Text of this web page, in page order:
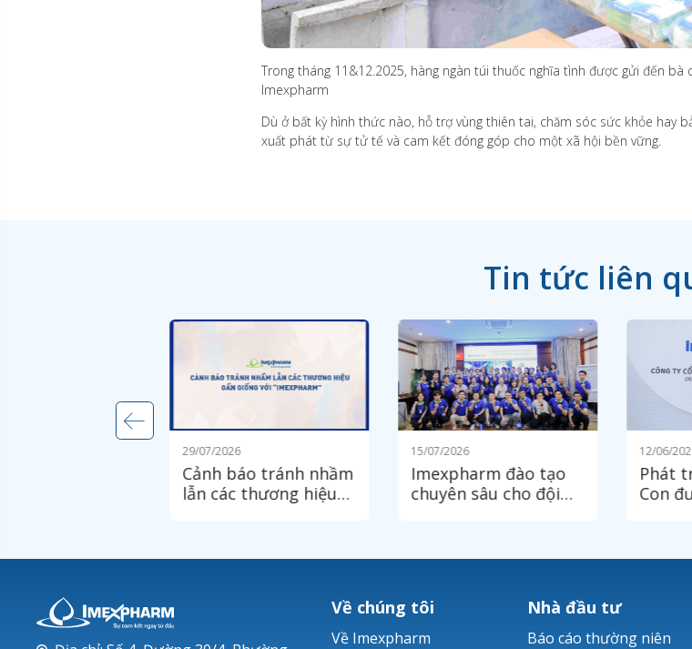
Trong tháng 11&12.2025, hàng ngàn túi thuốc nghĩa tình được gửi đến bà
Imexpharm
Dù ở bất kỳ hình thức nào, hỗ trợ vùng thiên tai, chăm sóc sức khỏe hay
xuất phát từ sự tử tế và cam kết đóng góp cho một xã hội bền vững.
Tin tức liên
29/07/2026
Cảnh báo tránh nhầm
lẫn các thương hiệu
15/07/2026
Imexpharm đào tạo
chuyên sâu cho đội
12/06/
Phát
Con
Về chúng tôi
Về Imexpharm
Nhà đầu tư
Báo cáo thường niên